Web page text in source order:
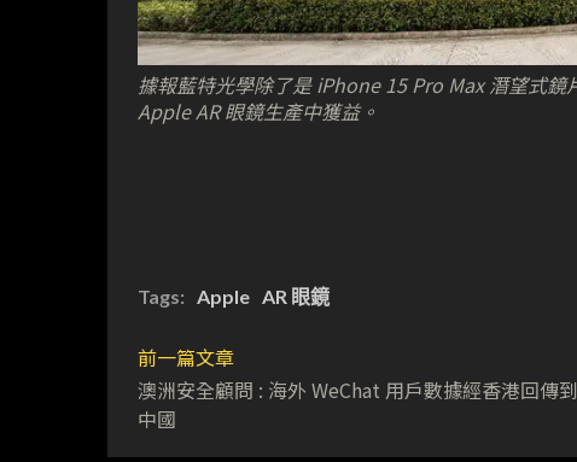
據報藍特光學除了是 iPhone 15 Pro Max 潛望式
Apple AR 眼鏡生產中獲益。
Tags: Apple AR 眼鏡
前一篇文章
澳洲安全顧問 : 海外 WeChat 用戶數據經香港回傳到
中國